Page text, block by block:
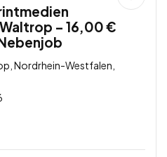
– 16,00 €
Nordrhein-Westfalen,